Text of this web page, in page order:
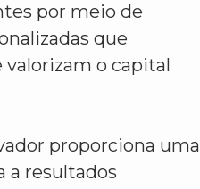
por meio de
que
o capital
proporciona uma
a resultados